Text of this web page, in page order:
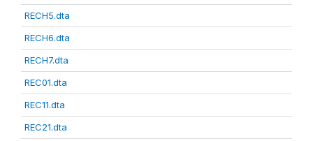
RECH5.dta
RECH6.dta
RECH7.dta
REC01.dta
REC11.dta
REC21.dta